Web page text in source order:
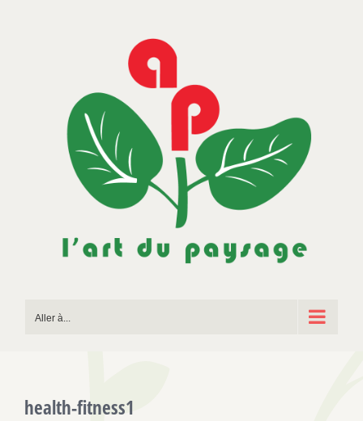
Aller à...
health-fitness1